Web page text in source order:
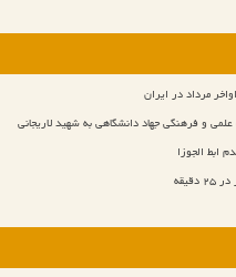
مرداد در ایران
و فرهنگی جهاد دانشگاهی به شهید لاریجانی
ابط الجوزا